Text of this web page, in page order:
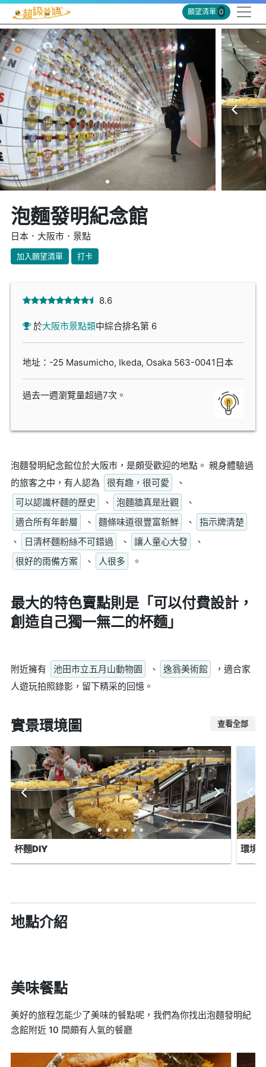
願望清單 0
泡麵發明紀念館
日本．大阪市．景點
加入願望清單 打卡
8.6
於大阪市景點類中綜合排名第 6
地址：-25 Masumicho, Ikeda, Osaka 563-0041日本
過去一週瀏覽量超過7次。
泡麵發明紀念館位於大阪市，是頗受歡迎的地點。 親身體驗過
的旅客之中，有人認為
很有趣，很可愛
、
可以認識杯麵的歷史
、 泡麵牆真是壯觀
、
適合所有年齡層
、 麵條味道很豐富新鮮 、
指示牌清楚
、
日清杯麵粉絲不可錯過 、 讓人童心大發
、
很好的雨備方案
、 人很多 。
最大的特色賣點則是「可以付費設計，
創造自己獨一無二的杯麵」
附近擁有 池田市立五月山動物園 、 逸翁美術館
，適合家
人遊玩拍照錄影，留下精采的回憶。
實景環境圖 查看全部
杯麵DIY 環境
地點介紹
美味餐點
美好的旅程怎能少了美味的餐點呢，我們為你找出泡麵發明紀
念館附近 10 間頗有人氣的餐廳